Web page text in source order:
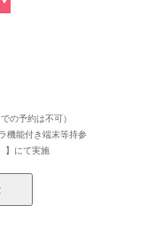
の予約は不可）
機能付き端末等持参
】にて実施